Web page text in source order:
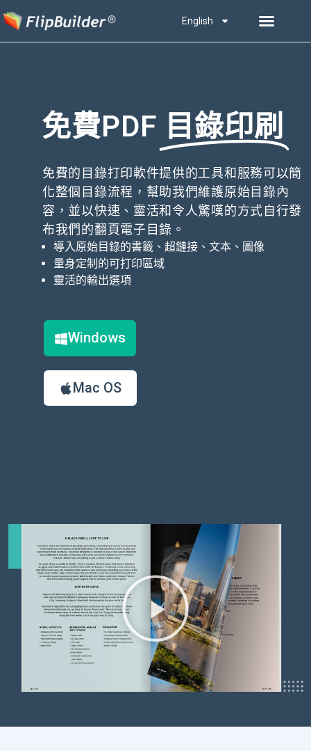
English
免費PDF 目錄印刷
免費的目錄打印軟件提供的工具和服務可以簡
化整個目錄流程，幫助我們維護原始目錄內
容，並以快速、靈活和令人驚嘆的方式自行發
布我們的翻頁電子目錄。
導入原始目錄的書籤、超鏈接、文本、圖像
量身定制的可打印區域
靈活的輸出選項
Windows
Mac OS